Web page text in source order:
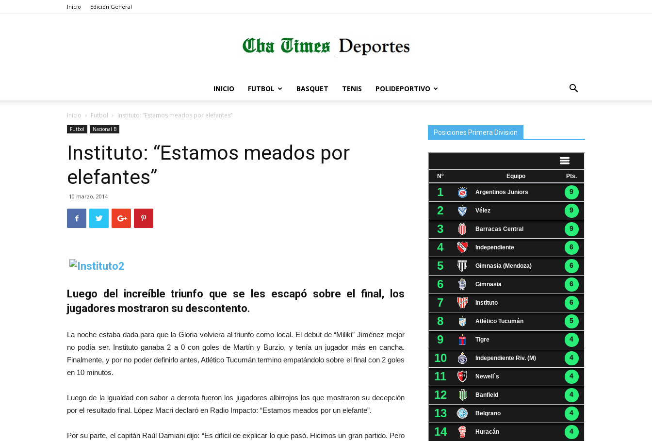
Inicio Edición General
Córdoba
Times
INICIO FUTBOL BASQUET TENIS POLIDEPORTIVO
Inicio Futbol Instituto: “Estamos meados por elefantes”
Futbol Nacional B
Instituto: “Estamos meados por
elefantes”
10 marzo, 2014
Luego del increíble triunfo que se les escapó sobre el final, los
jugadores mostraron su descontento.
La noche estaba dada para que la Gloria volviera al triunfo como local. El debut de “Miliki” Jiménez mejor
no podía ser. Instituto ganaba 2 a 0 con goles de Martín y Burzio, y tenía un jugador más en cancha.
Finalmente, y por no poder definirlo antes, Atlético Tucumán termino empatándolo sobre el final con 2 goles
en 10 minutos.
Luego de la igualdad con sabor a derrota fueron los jugadores albirrojos los que mostraron su decepción
por el resultado final. López Macri declaró en Radio Impacto: “Estamos meados por un elefante”.
Por su parte, el capitán Raúl Damiani dijo: “Es difícil de explicar lo que pasó. Hicimos un gran partido. Pero
Posiciones Primera Division